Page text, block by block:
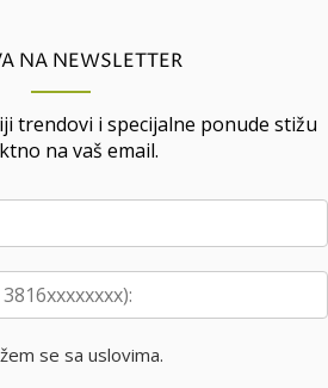
NA NEWSLETTER
trendovi i specijalne ponude stižu
na vaš email.
se sa uslovima.